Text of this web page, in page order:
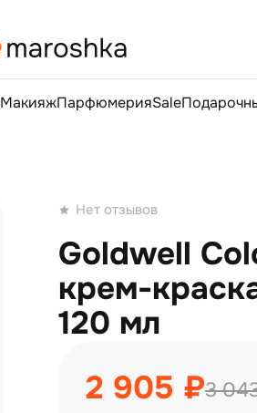
МакияжПарфюмерияSale
Нет отзывов
Goldwell
крем-
120 мл
2 905 ₽3